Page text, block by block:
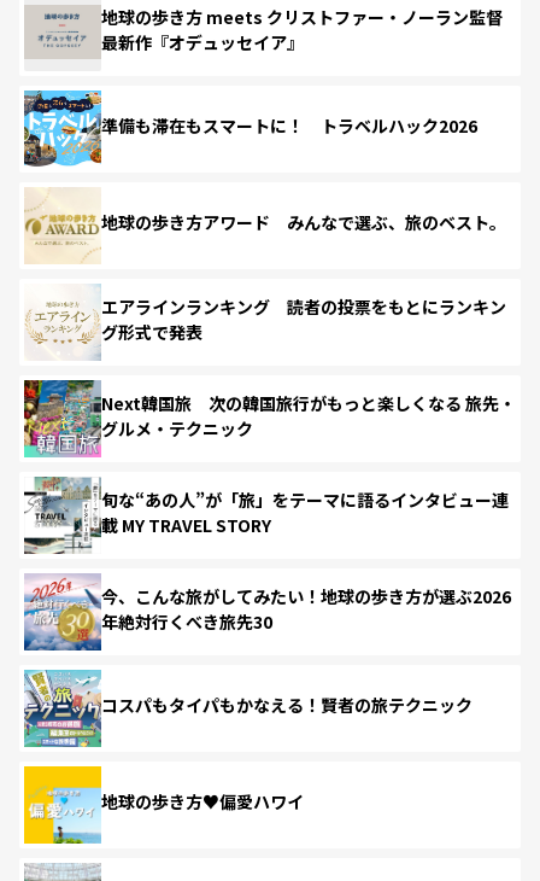
地球の歩き方 meets クリストファー・ノーラン監督
最新作『オデュッセイア』
準備も滞在もスマートに！ トラベルハック2026
地球の歩き方アワード みんなで選ぶ、旅のベスト。
エアラインランキング 読者の投票をもとにランキン
グ形式で発表
Next韓国旅 次の韓国旅行がもっと楽しくなる 旅先・
グルメ・テクニック
旬な“あの人”が「旅」をテーマに語るインタビュー連
載 MY TRAVEL STORY
今、こんな旅がしてみたい！地球の歩き方が選ぶ2026
年絶対行くべき旅先30
コスパもタイパもかなえる！賢者の旅テクニック
地球の歩き方♥偏愛ハワイ